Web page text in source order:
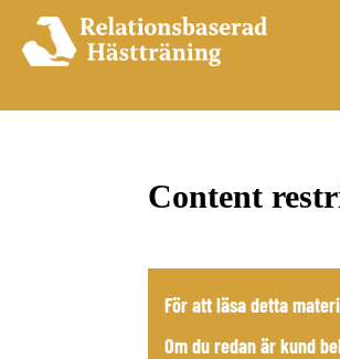
Content
För att läsa detta
Om du redan är kund